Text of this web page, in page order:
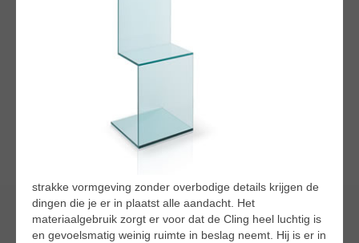
strakke vormgeving zonder overbodige details krijgen de
dingen die je er in plaatst alle aandacht. Het
materiaalgebruik zorgt er voor dat de Cling heel luchtig is
en gevoelsmatig weinig ruimte in beslag neemt. Hij is er in